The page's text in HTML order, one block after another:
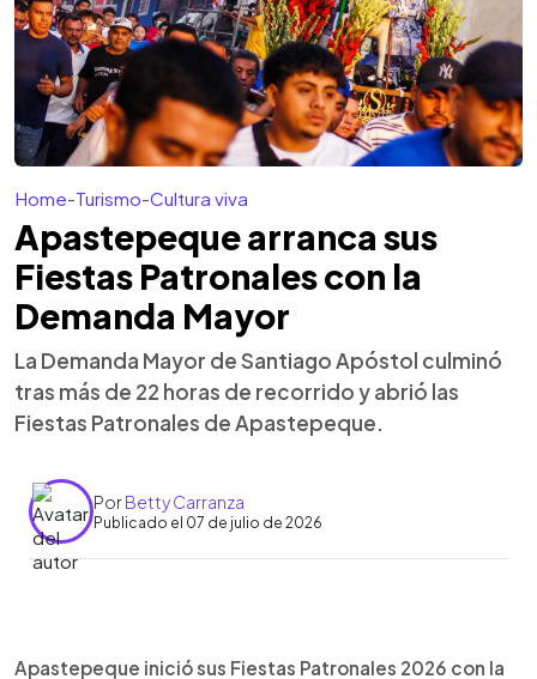
Home-Turismo-Cultura viva
Apastepeque arranca sus
Fiestas Patronales con la
Demanda Mayor
La Demanda Mayor de Santiago Apóstol culminó
tras más de 22 horas de recorrido y abrió las
Fiestas Patronales de Apastepeque.
PorBetty Carranza
Publicado el 07 de julio de 2026
Escuchar artículo
Apastepeque inició sus Fiestas Patronales 2026
Apastepeque inició sus Fiestas Patronales 2026 con la